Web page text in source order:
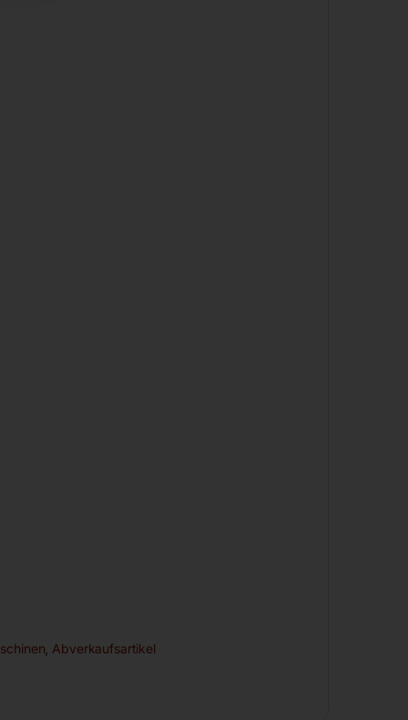
Abverkaufsartikel